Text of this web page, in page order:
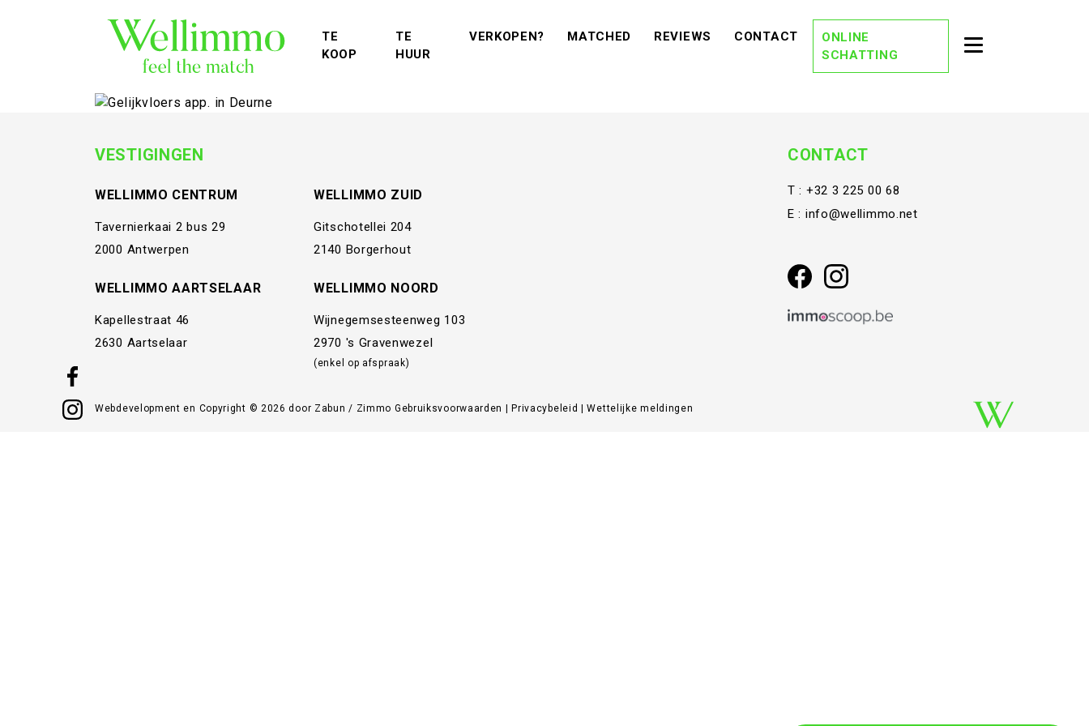
TE
KOOP (TE KOOP)
TE
HUUR
VERKOPEN? (VERKOPEN?)
MATCHED (MATCHED)
REVIEWS (REVIEWS)
CONTACT(CONTACT)
ONLINE
SCHATTING
OVER ONS(OVER ONS)
VACATURES
STAY TUNED
Toggle second
VESTIGINGEN
WELLIMMO CENTRUM
Tavernierkaai 2 bus 29
2000 Antwerpen
WELLIMMO ZUID
Gitschotellei 204
2140 Borgerhout
WELLIMMO AARTSELAAR
Kapellestraat 46
2630 Aartselaar
WELLIMMO NOORD
Wijnegemsesteenweg 103
2970 's Gravenwezel
(enkel op afspraak)
CONTACT
T : +32 3 225 00 68
E : info@wellimmo.net
Webdevelopment en Copyright © 2026 door Zabun / Zimmo Gebruiksvoorwaarden |Privacybeleid|Wettelijke meldingen